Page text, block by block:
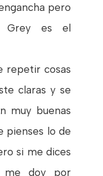
pero
Grey es el
repetir cosas
claras y se
muy buenas
pienses lo de
si me dices
me doy por